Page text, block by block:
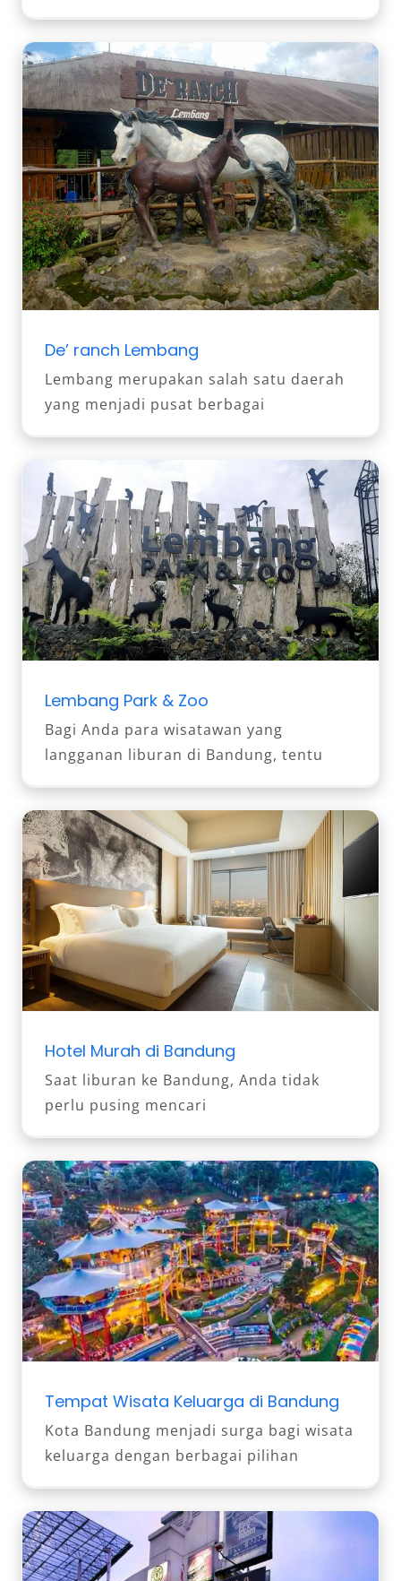
De’ ranch Lembang
Lembang merupakan salah satu daerah
yang menjadi pusat berbagai
Lembang Park & Zoo
Bagi Anda para wisatawan yang
langganan liburan di Bandung, tentu
Hotel Murah di Bandung
Saat liburan ke Bandung, Anda tidak
perlu pusing mencari
Tempat Wisata Keluarga di Bandung
Kota Bandung menjadi surga bagi wisata
keluarga dengan berbagai pilihan